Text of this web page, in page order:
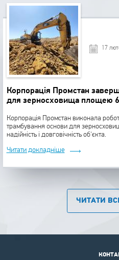
Важливо! Технологія
положеннями ГОСТу 26020-83.
Що включає
Залежно від конструктивних
типи зварних балок:
стандартний двутавр;
«У»), нормальні (в маркуванні
їх за буквою «Ш») вироби.
нахилу граней полиць відносної
17
Корпорація Промстан
для зерносховища площею
Корпорація Промстан виконала
трамбування основи для
надійність і довговічність об'єкта.
Читати докладніше
ЧИТАТИ